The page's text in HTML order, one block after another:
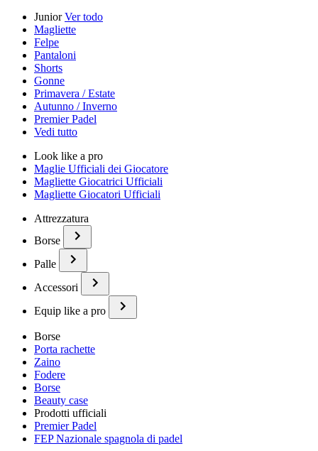
JuniorVer todo
Magliette
Felpe
Pantaloni
Shorts
Gonne
Primavera / Estate
Autunno / Inverno
Premier Padel
Vedi tutto
Look like a pro
Maglie Ufficiali dei Giocatore
Magliette Giocatrici Ufficiali
Magliette Giocatori Ufficiali
Attrezzatura
Borse
Palle
Accessori
Equip like a pro
Borse
Porta rachette
Zaino
Fodere
Borse
Beauty case
Prodotti ufficiali
Premier Padel
FEP Nazionale spagnola di padel